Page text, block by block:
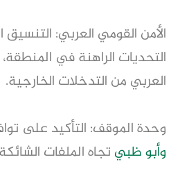
الأمن القومي العربي:
التحديات الراهنة في
العربي من التدخلات الخارجية.
وحدة الموقف: التأكيد على
وأبو ظبي تجاه الملفات